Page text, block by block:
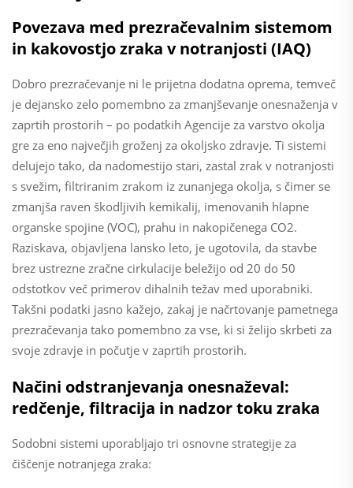
Povezava med prezračevalnim sistemom
in kakovostjo zraka v notranjosti (IAQ)
Dobro prezračevanje ni le prijetna dodatna oprema, temveč
je dejansko zelo pomembno za zmanjševanje onesnaženja v
zaprtih prostorih – po podatkih Agencije za varstvo okolja
gre za eno največjih groženj za okoljsko zdravje. Ti sistemi
delujejo tako, da nadomestijo stari, zastal zrak v notranjosti
s svežim, filtriranim zrakom iz zunanjega okolja, s čimer se
zmanjša raven škodljivih kemikalij, imenovanih hlapne
organske spojine (VOC), prahu in nakopičenega CO2.
Raziskava, objavljena lansko leto, je ugotovila, da stavbe
brez ustrezne zračne cirkulacije beležijo od 20 do 50
odstotkov več primerov dihalnih težav med uporabniki.
Takšni podatki jasno kažejo, zakaj je načrtovanje pametnega
prezračevanja tako pomembno za vse, ki si želijo skrbeti za
svoje zdravje in počutje v zaprtih prostorih.
Načini odstranjevanja onesnaževal:
redčenje, filtracija in nadzor toku zraka
Sodobni sistemi uporabljajo tri osnovne strategije za
čiščenje notranjega zraka: